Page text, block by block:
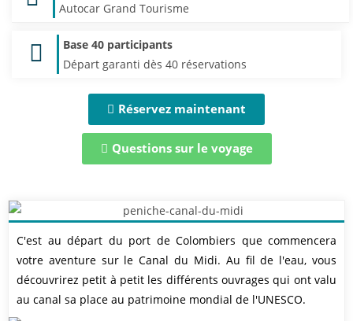
Autocar Grand Tourisme
Base 40 participants
Départ garanti dès 40 réservations
Réservez maintenant
Questions sur le voyage
C'est au départ du port de Colombiers que commencera
votre aventure sur le Canal du Midi. Au fil de l'eau, vous
découvrirez petit à petit les différents ouvrages qui ont valu
au canal sa place au patrimoine mondial de l'UNESCO.